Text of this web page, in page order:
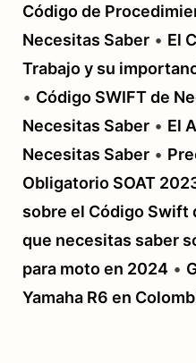
Código de
Necesitas Saber • El
Trabajo y su
• Código SWIFT de
Necesitas Saber • El
Necesitas Saber •
Obligatorio SOAT
sobre el Código Swift
que necesitas saber
para moto en 2024 •
Yamaha R6 en